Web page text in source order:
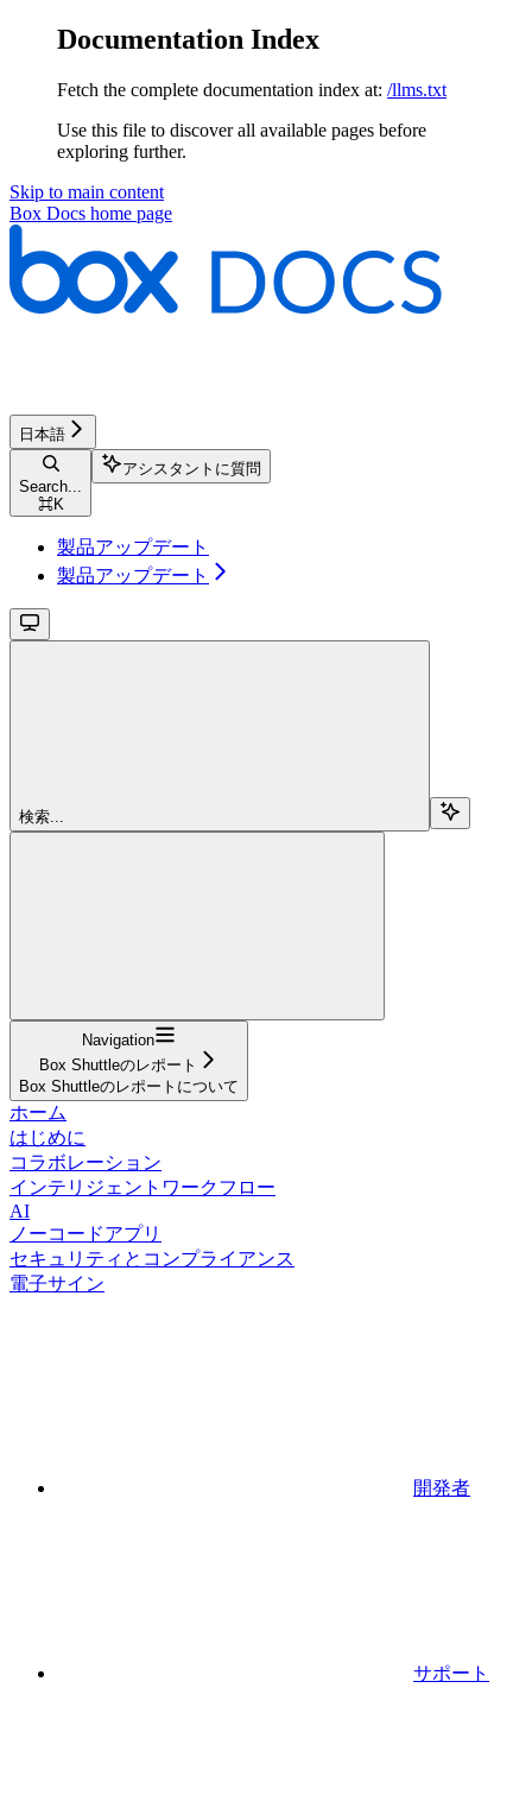
Documentation Index
Fetch the complete documentation index at: /llms.txt
Use this file to discover all available pages before
exploring further.
Skip to main content
Box Docs home page
日本語
Search...
⌘K
アシスタントに質問
製品アップデート
製品アップデート
検索...
Navigation
Box Shuttleのレポート
Box Shuttleのレポートについて
ホーム
はじめに
コラボレーション
インテリジェントワークフロー
AI
ノーコードアプリ
セキュリティとコンプライアンス
電子サイン
開発者
サポート